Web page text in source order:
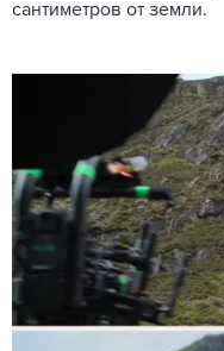
сантиметров от земли.